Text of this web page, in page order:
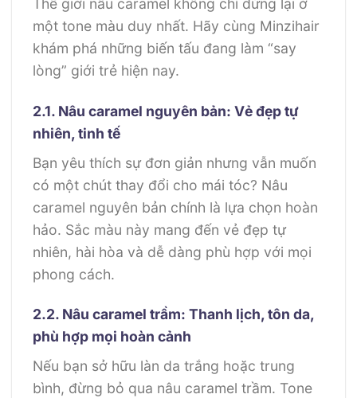
Thế giới nâu caramel không chỉ dừng lại ở
một tone màu duy nhất. Hãy cùng Minzihair
khám phá những biến tấu đang làm “say
lòng” giới trẻ hiện nay.
2.1. Nâu caramel nguyên bản: Vẻ đẹp tự
nhiên, tinh tế
Bạn yêu thích sự đơn giản nhưng vẫn muốn
có một chút thay đổi cho mái tóc? Nâu
caramel nguyên bản chính là lựa chọn hoàn
hảo. Sắc màu này mang đến vẻ đẹp tự
nhiên, hài hòa và dễ dàng phù hợp với mọi
phong cách.
2.2. Nâu caramel trầm: Thanh lịch, tôn da,
phù hợp mọi hoàn cảnh
Nếu bạn sở hữu làn da trắng hoặc trung
bình, đừng bỏ qua nâu caramel trầm. Tone